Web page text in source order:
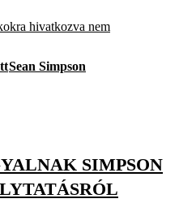
hivatkozva nem
Sean Simpson
SIMPSON